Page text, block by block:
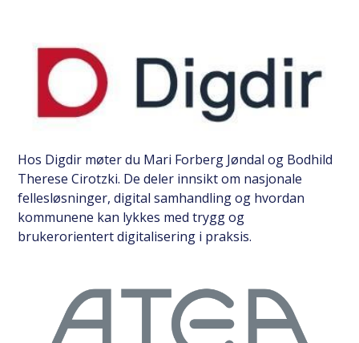
Hos Digdir møter du Mari Forberg Jøndal og Bodhild
Therese Cirotzki. De deler innsikt om nasjonale
fellesløsninger, digital samhandling og hvordan
kommunene kan lykkes med trygg og
brukerorientert digitalisering i praksis.